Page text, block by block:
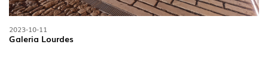
2023-10-11
Galeria Lourdes